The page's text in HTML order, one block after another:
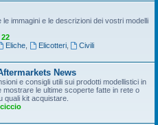
immagini e le descrizioni dei vostri modelli
Eliche, Elicotteri,
Civili
News
e consigli utili sui prodotti modellistici in
mostrare le ultime scoperte fatte in rete o
quali kit acquistare.